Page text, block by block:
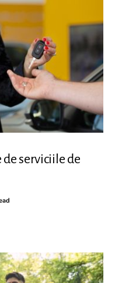
serviciile de